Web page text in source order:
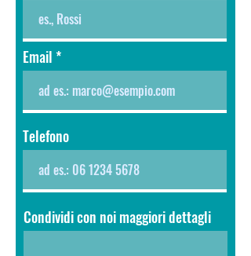
Email
Telefono
Condividi con noi maggiori dettagli